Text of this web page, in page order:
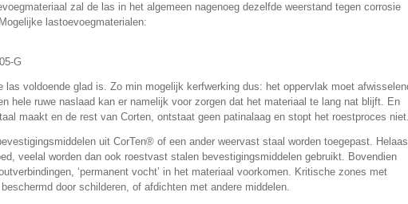
zal de las in het algemeen nagenoeg dezelfde weerstand tegen corrosie
lastoevoegmaterialen:
G
las voldoende glad is. Zo min mogelijk kerfwerking dus: het oppervlak moet
hele ruwe naslaad kan er namelijk voor zorgen dat het materiaal te lang nat blijft. En
maakt en de rest van Corten, ontstaat geen patinalaag en stopt het roestproces
uit CorTen® of een ander weervast staal worden toegepast. Helaas
veelal worden dan ook roestvast stalen bevestigingsmiddelen gebruikt. Bovendien
‘permanent vocht’ in het materiaal voorkomen. Kritische zones met
door schilderen, of afdichten met andere middelen.